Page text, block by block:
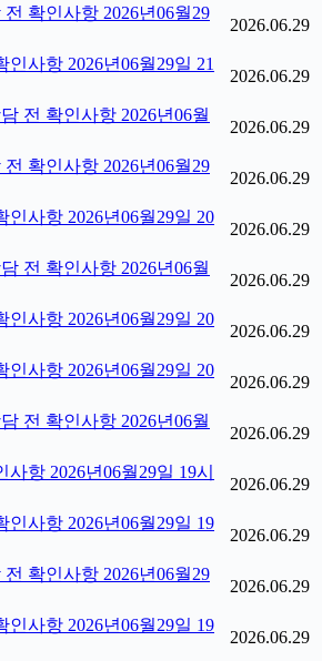
확인사항 2026년06월29
2026.06.29
사항 2026년06월29일 21
2026.06.29
전 확인사항 2026년06월
2026.06.29
확인사항 2026년06월29
2026.06.29
사항 2026년06월29일 20
2026.06.29
전 확인사항 2026년06월
2026.06.29
사항 2026년06월29일 20
2026.06.29
사항 2026년06월29일 20
2026.06.29
전 확인사항 2026년06월
2026.06.29
항 2026년06월29일 19시
2026.06.29
사항 2026년06월29일 19
2026.06.29
확인사항 2026년06월29
2026.06.29
사항 2026년06월29일 19
2026.06.29